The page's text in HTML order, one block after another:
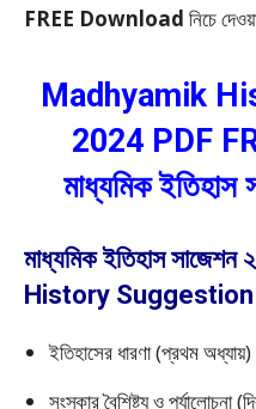
FREE Download নিচে
Madhyamik
2024 PDF
মাধ্যমিক
মাধ্যমিক ইতিহাস
History
ইতিহাসের ধারণা (প্রথম অধ্যায়)
সংস্কার বৈশিষ্ট্য ও পর্যালোচনা